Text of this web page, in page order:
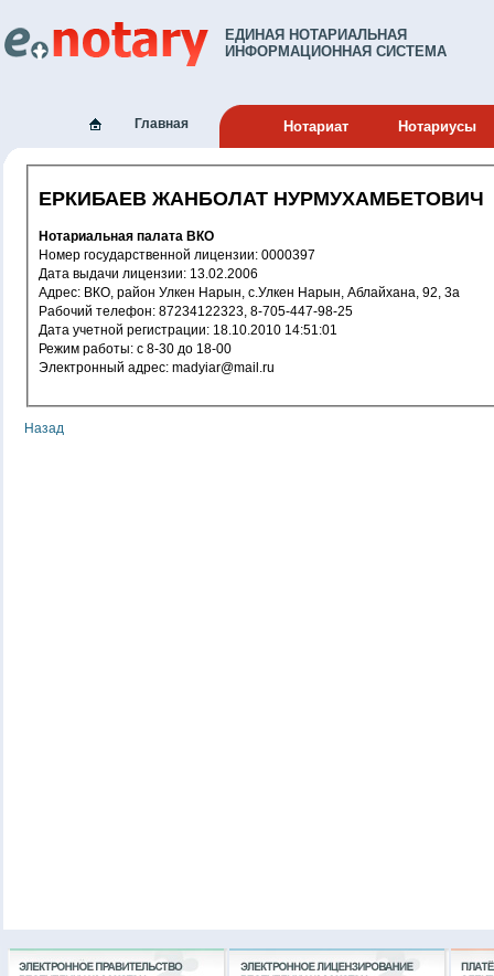
ЕДИНАЯ НОТАРИАЛЬНАЯ
ИНФОРМАЦИОННАЯ СИСТЕМА
Главная Нотариат Нотариусы
ЕРКИБАЕВ ЖАНБОЛАТ НУРМУХАМБЕТОВИЧ
Нотариальная палата ВКО
Номер государственной лицензии: 0000397
Дата выдачи лицензии: 13.02.2006
Адрес: ВКО, район Улкен Нарын, с.Улкен Нарын, Аблайхана, 92, 3а
Рабочий телефон: 87234122323, 8-705-447-98-25
Дата учетной регистрации: 18.10.2010 14:51:01
Режим работы: с 8-30 до 18-00
Электронный адрес: madyiar@mail.ru
Назад